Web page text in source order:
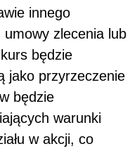
innego
zlecenia lub
będzie
jako przyrzeczenie
będzie
warunki
w akcji, co